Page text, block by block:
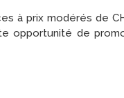
prix modérés de
opportunité de